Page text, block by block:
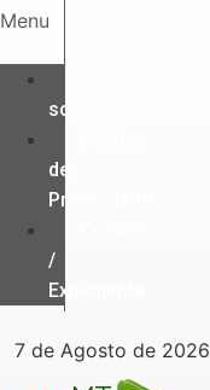
Ir
o
conteúdo
Menu
somos
de
Privacidade
/
Expediente
7 de Agosto de 2026